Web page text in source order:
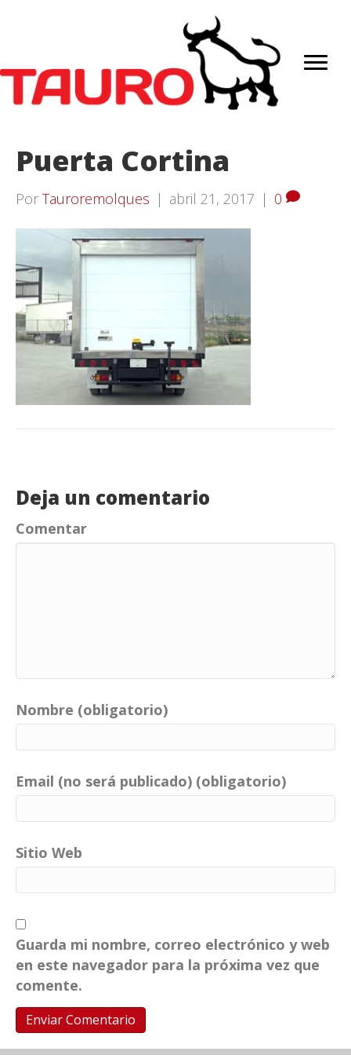
Puerta Cortina
Por Tauroremolques | abril 21, 2017 | 0
Deja un comentario
Comentar
Nombre (obligatorio)
Email (no será publicado) (obligatorio)
Sitio Web
Guarda mi nombre, correo electrónico y web
en este navegador para la próxima vez que
comente.